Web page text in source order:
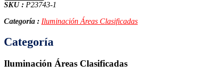
SKU : P23743-1
Categoría : Iluminación Áreas Clasificadas
Categoría
Iluminación Áreas Clasificadas